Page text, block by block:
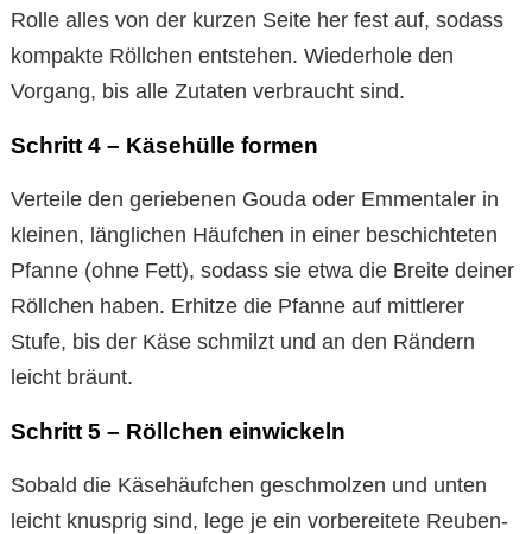
Rolle alles von der kurzen Seite her fest auf, sodass
kompakte Röllchen entstehen. Wiederhole den
Vorgang, bis alle Zutaten verbraucht sind.
Schritt 4 – Käsehülle formen
Verteile den geriebenen Gouda oder Emmentaler in
kleinen, länglichen Häufchen in einer beschichteten
Pfanne (ohne Fett), sodass sie etwa die Breite deiner
Röllchen haben. Erhitze die Pfanne auf mittlerer
Stufe, bis der Käse schmilzt und an den Rändern
leicht bräunt.
Schritt 5 – Röllchen einwickeln
Sobald die Käsehäufchen geschmolzen und unten
leicht knusprig sind, lege je ein vorbereitete Reuben-